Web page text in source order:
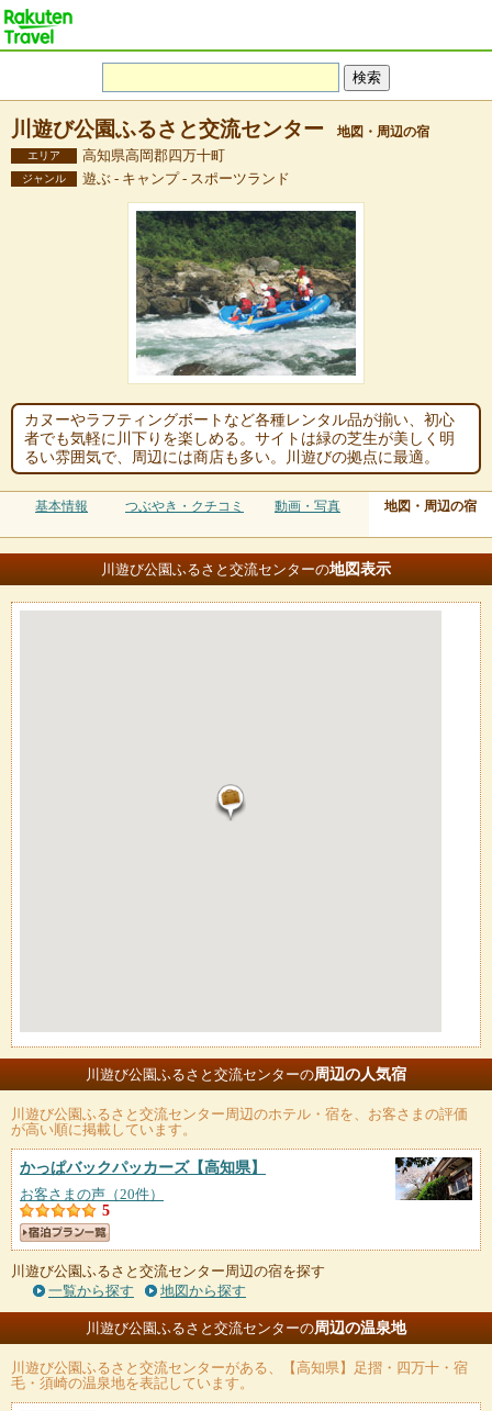
川遊び公園ふるさと交流センター 地図・周辺の宿
エリア 高知県高岡郡四万十町
ジャンル 遊ぶ - キャンプ - スポーツランド
カヌーやラフティングボートなど各種レンタル品が揃い、初心
者でも気軽に川下りを楽しめる。サイトは緑の芝生が美しく明
るい雰囲気で、周辺には商店も多い。川遊びの拠点に最適。
基本情報 つぶやき・クチコミ 動画・写真 地図・周辺の宿
川遊び公園ふるさと交流センターの地図表示
川遊び公園ふるさと交流センターの周辺の人気宿
川遊び公園ふるさと交流センター周辺のホテル・宿を、お客さまの評価
が高い順に掲載しています。
かっぱバックパッカーズ【高知県】
お客さまの声（20件）
5
川遊び公園ふるさと交流センター周辺の宿を探す
一覧から探す
地図から探す
川遊び公園ふるさと交流センターの周辺の温泉地
川遊び公園ふるさと交流センターがある、【高知県】足摺・四万十・宿
毛・須崎の温泉地を表記しています。